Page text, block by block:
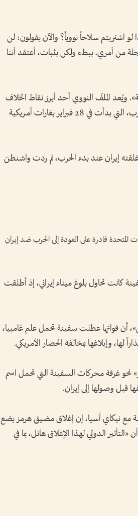
اشتريتم سلاحاً نووياً؟ والآن يقولون: لن
من أمري. ببطء ولكن بثبات، أعتقد أننا
ويُعد الملفّ النووي أحد أبرز نقاط الخلاف
بين واشنطن وطهران في هذه المفاوضات الرامية لإنهاء الحرب، التي بدأت في 28 فبراير بغارات أمريكية
إيران عند بدء الحرب، ثم ردت واشنطن
المتحدة قادرة على العودة إلى الحرب ضد إيران
كانت تحاول بلوغ ميناء إيراني، إذ أطلقت
قواتها عطلت سفينة تحمل علم غامبيا،
نحو غرفة محركات السفينة التي تحمل اسم
قبل وصولها إلى إيران.
مع نيكاي آسيا، إن إغلاق مضيق هرمز يضع
الدولي لهذا الإغلاق هائل، بما في